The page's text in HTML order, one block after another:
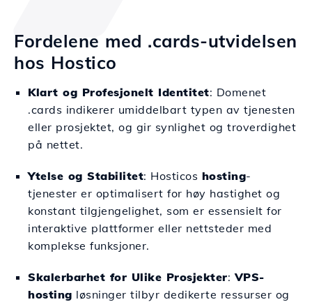
Fordelene med .cards-utvidelsen
hos Hostico
Klart og Profesjonelt Identitet: Domenet
.cards indikerer umiddelbart typen av tjenesten
eller prosjektet, og gir synlighet og troverdighet
på nettet.
Ytelse og Stabilitet: Hosticos hosting-
tjenester er optimalisert for høy hastighet og
konstant tilgjengelighet, som er essensielt for
interaktive plattformer eller nettsteder med
komplekse funksjoner.
Skalerbarhet for Ulike Prosjekter:VPS-
hosting løsninger tilbyr dedikerte ressurser og